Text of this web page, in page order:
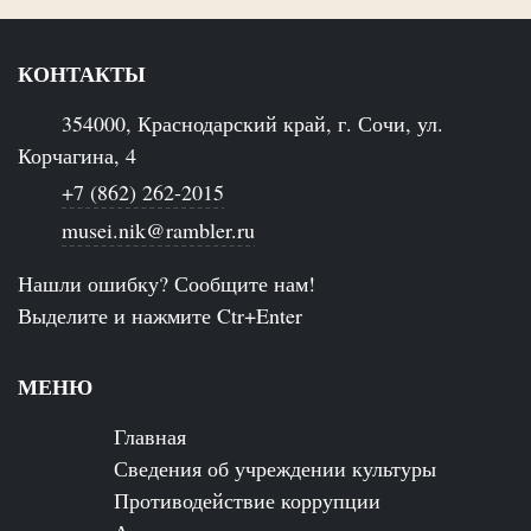
КОНТАКТЫ
354000, Краснодарский край, г. Сочи, ул.
Корчагина, 4
+7 (862) 262-2015
musei.nik@rambler.ru
Нашли ошибку? Сообщите нам!
Выделите и нажмите Ctr+Enter
МЕНЮ
Главная
Сведения об учреждении культуры
Противодействие коррупции